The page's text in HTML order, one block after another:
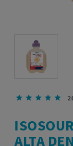
ALTA